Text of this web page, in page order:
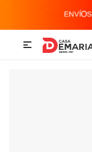

Imagen y Sonido